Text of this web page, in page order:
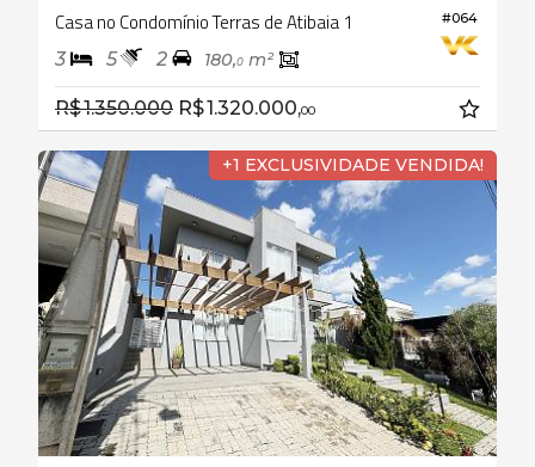
#064
Casa no Condomínio Terras de Atibaia 1
3 5 2 180,0 m²
R$ 1.350.000 R$ 1.320.000,00
+1 EXCLUSIVIDADE VENDIDA!